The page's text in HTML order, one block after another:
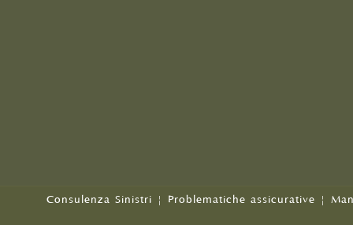
Consulenza Sinistri | Problematiche assicurative |